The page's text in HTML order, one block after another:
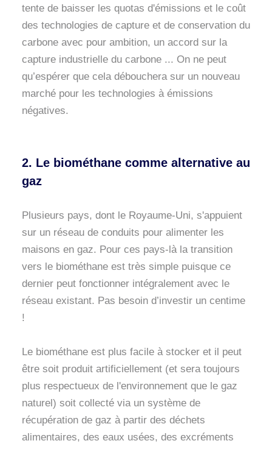
tente de baisser les quotas d'émissions et le coût
des technologies de capture et de conservation du
carbone avec pour ambition, un accord sur la
capture industrielle du carbone ... On ne peut
qu’espérer que cela débouchera sur un nouveau
marché pour les technologies à émissions
négatives.
2. Le biométhane comme alternative au
gaz
Plusieurs pays, dont le Royaume-Uni, s'appuient
sur un réseau de conduits pour alimenter les
maisons en gaz. Pour ces pays-là la transition
vers le biométhane est très simple puisque ce
dernier peut fonctionner intégralement avec le
réseau existant. Pas besoin d’investir un centime
!
Le biométhane est plus facile à stocker et il peut
être soit produit artificiellement (et sera toujours
plus respectueux de l'environnement que le gaz
naturel) soit collecté via un système de
récupération de gaz à partir des déchets
alimentaires, des eaux usées, des excréments